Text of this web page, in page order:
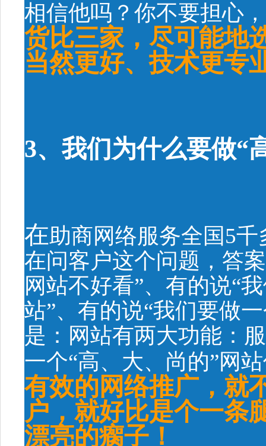
相信他吗？你不要担心，
货比三家，尽可能地
当然更好、技术更专
3、我们为什么要做“
在助商网络服务全国5
在问客户这个问题，答
网站不好看”、有的说“
站”、有的说“我们要做
是：网站有两大功能：
一个“高、大、尚的”网
有效的网络推广，就
户，就好比是个一条
漂亮的瘸子！